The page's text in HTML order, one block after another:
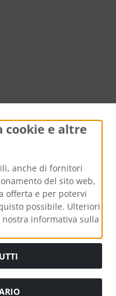
cookie e altre
anche di fornitori
del sito web,
offerta e per potervi
possibile. Ulteriori
informativa sulla